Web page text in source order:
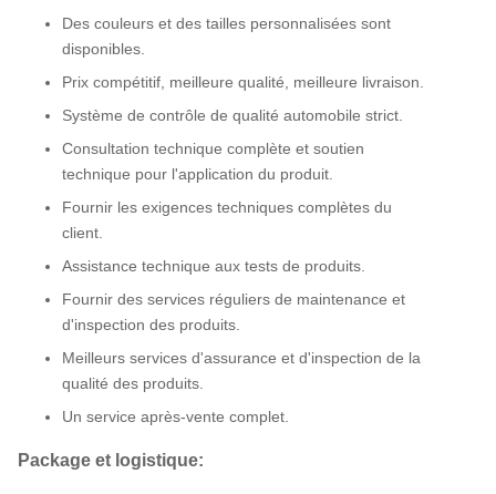
Des couleurs et des tailles personnalisées sont
disponibles.
Prix compétitif, meilleure qualité, meilleure livraison.
Système de contrôle de qualité automobile strict.
Consultation technique complète et soutien
technique pour l'application du produit.
Fournir les exigences techniques complètes du
client.
Assistance technique aux tests de produits.
Fournir des services réguliers de maintenance et
d'inspection des produits.
Meilleurs services d'assurance et d'inspection de la
qualité des produits.
Un service après-vente complet.
Package et logistique: